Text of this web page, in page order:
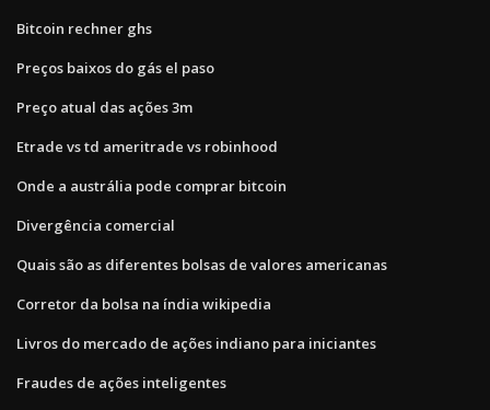
Bitcoin rechner ghs
Preços baixos do gás el paso
Preço atual das ações 3m
Etrade vs td ameritrade vs robinhood
Onde a austrália pode comprar bitcoin
Divergência comercial
Quais são as diferentes bolsas de valores americanas
Corretor da bolsa na índia wikipedia
Livros do mercado de ações indiano para iniciantes
Fraudes de ações inteligentes